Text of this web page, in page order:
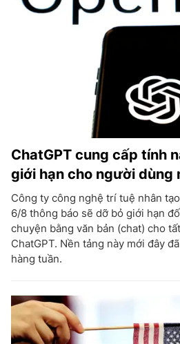
ChatGPT cung cấp tính
giới hạn cho người dùng
Công ty công nghệ trí tuệ nhân
6/8 thông báo sẽ dỡ bỏ giới hạn
chuyện bằng văn bản (chat) cho
ChatGPT. Nền tảng này mới đây
hàng tuần.